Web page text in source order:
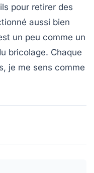
pour retirer des
aussi bien
un peu comme un
bricolage. Chaque
je me sens comme